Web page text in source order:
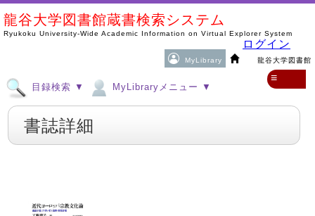
龍谷大学図書館蔵書検索システム
Ryukoku University-Wide Academic Information on Virtual Explorer System
MyLibrary 龍谷大学図書館
ログイン
目録検索 ▼ MyLibraryメニュー ▼
≡
書誌詳細